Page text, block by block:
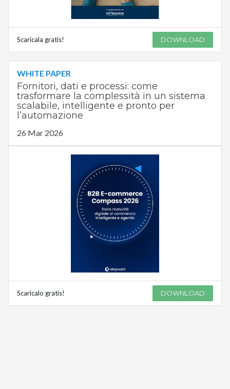
Scaricala gratis! DOWNLOAD
WHITE PAPER
Fornitori, dati e processi: come
trasformare la complessità in un sistema
scalabile, intelligente e pronto per
l’automazione
26 Mar 2026
Scaricalo gratis! DOWNLOAD